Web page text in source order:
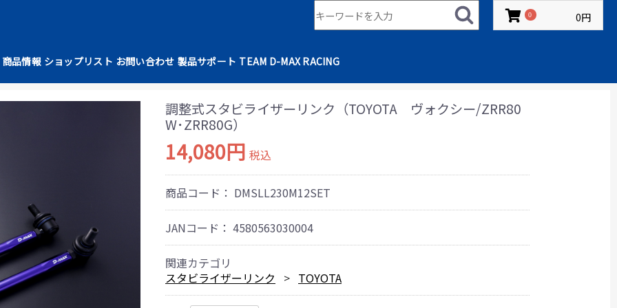
商品情報 ショップリスト お問い合わせ 製品サポート TEAM D-MAX RACING
0 0円
調整式スタビライザーリンク（TOYOTA ヴォクシー/ZRR80
W･ZRR80G）
14,080円 税込
商品コード： DMSLL230M12SET
JANコード： 4580563030004
関連カテゴリ
スタビライザーリンク
TOYOTA